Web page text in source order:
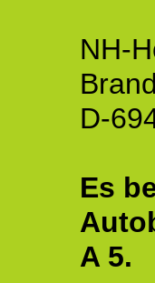
NH-
D-
Es
A 5.